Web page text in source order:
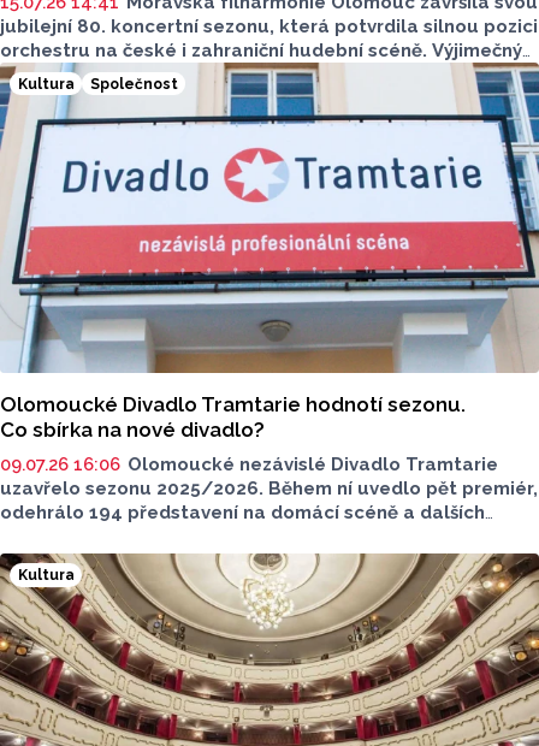
jubilejní 80. koncertní sezonu, která potvrdila silnou pozici
orchestru na české i zahraniční hudební scéně. Výjimečný
koncertní rok nabídl desítky symfonických, komorních
i crossoverových projektů, vystoupení předních českých
i zahraničních umělců, významné festivaly, zahraniční
zájezdy i obnovu festivalu Dvořákova Olomouc. Jubilejní
sezona se nesla ve znamení mimořádného zájmu publika.
Kultura Společnost
Olomoucké Divadlo Tramtarie hodnotí sezonu.
Co sbírka na nové divadlo?
09.07.26 16:06 Olomoucké nezávislé Divadlo Tramtarie
uzavřelo sezonu 2025/2026. Během ní uvedlo pět premiér,
odehrálo 194 představení na domácí scéně a dalších
zprávě dál uvadí divadlo, že všechna představení
navštívilo více než 21tisíc diváků. Zmíněno bylo také
stěhování do nových prostor Hanáckých kasáren.
Kultura